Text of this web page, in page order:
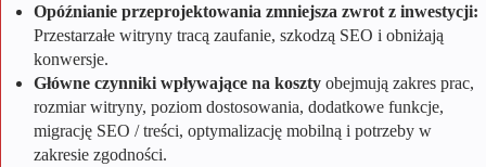
Opóźnianie przeprojektowania zmniejsza zwrot z inwestycji:
Przestarzałe witryny tracą zaufanie, szkodzą SEO i obniżają
konwersje.
Główne czynniki wpływające na koszty obejmują zakres prac,
rozmiar witryny, poziom dostosowania, dodatkowe funkcje,
migrację SEO / treści, optymalizację mobilną i potrzeby w
zakresie zgodności.